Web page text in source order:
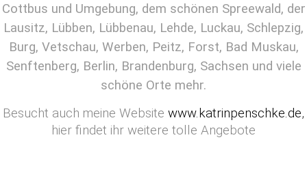
Cottbus und Umgebung, dem schönen Spreewald, der
Lausitz, Lübben, Lübbenau, Lehde, Luckau, Schlepzig,
Burg, Vetschau, Werben, Peitz, Forst, Bad Muskau,
Senftenberg, Berlin, Brandenburg, Sachsen und viele
schöne Orte mehr.
Besucht auch meine Website www.katrinpenschke.de,
hier findet ihr weitere tolle Angebote